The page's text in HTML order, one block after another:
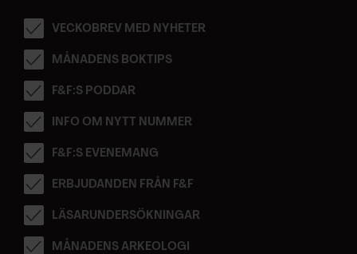
VECKOBREV MED NYHETER
MÅNADENS BOKTIPS
F&F:S PODDAR
INFO OM NYTT NUMMER
F&F:S EVENEMANG
ERBJUDANDEN FRÅN F&F
LÄSARUNDERSÖKNINGAR
MÅNADENS ARKEOLOGI